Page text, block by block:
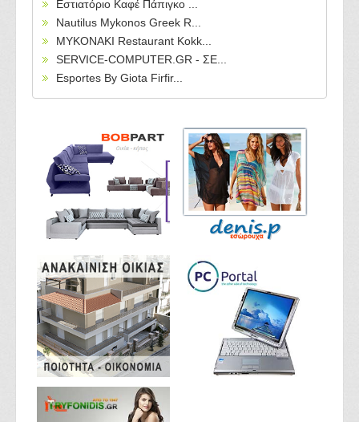
Εστιατόριο Καφέ Πάπιγκο ...
Nautilus Mykonos Greek R...
MYKONAKI Restaurant Kokk...
SERVICE-COMPUTER.GR - ΣΕ...
Esportes By Giota Firfir...